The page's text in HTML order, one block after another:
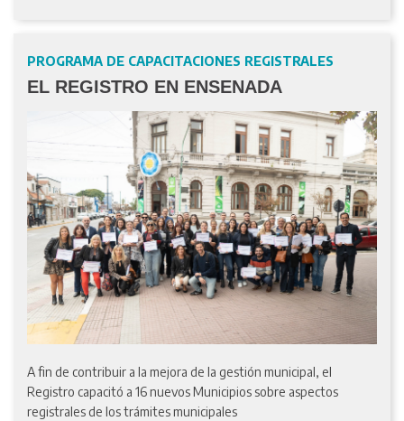
PROGRAMA DE CAPACITACIONES REGISTRALES
EL REGISTRO EN ENSENADA
A fin de contribuir a la mejora de la gestión municipal, el
Registro capacitó a 16 nuevos Municipios sobre aspectos
registrales de los trámites municipales